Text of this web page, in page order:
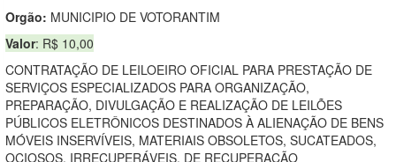
Orgão: MUNICIPIO DE VOTORANTIM
Valor: R$ 10,00
CONTRATAÇÃO DE LEILOEIRO OFICIAL PARA PRESTAÇÃO DE
SERVIÇOS ESPECIALIZADOS PARA ORGANIZAÇÃO,
PREPARAÇÃO, DIVULGAÇÃO E REALIZAÇÃO DE LEILÕES
PÚBLICOS ELETRÔNICOS DESTINADOS À ALIENAÇÃO DE BENS
MÓVEIS INSERVÍVEIS, MATERIAIS OBSOLETOS, SUCATEADOS,
OCIOSOS, IRRECUPERÁVEIS, DE RECUPERAÇÃO